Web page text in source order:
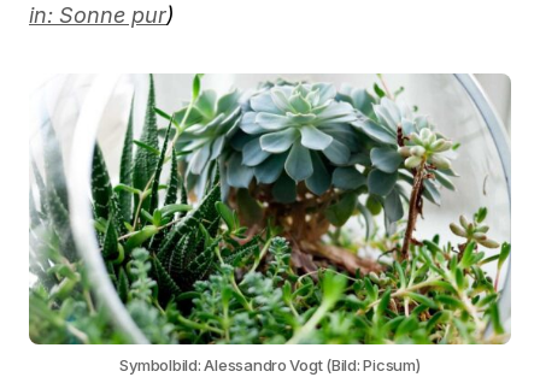
in: Sonne pur)
Symbolbild: Alessandro Vogt (Bild: Picsum)